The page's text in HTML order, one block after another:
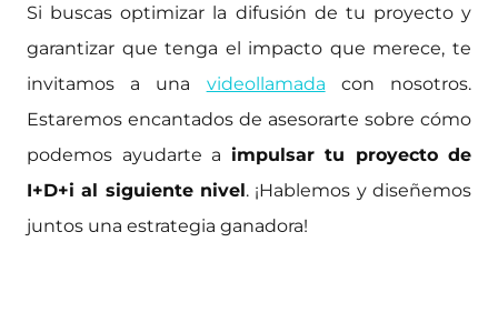
Si buscas optimizar la difusión de tu proyecto y
garantizar que tenga el impacto que merece, te
invitamos a una videollamada con nosotros.
Estaremos encantados de asesorarte sobre cómo
podemos ayudarte a impulsar tu proyecto de
I+D+i al siguiente nivel. ¡Hablemos y diseñemos
juntos una estrategia ganadora!